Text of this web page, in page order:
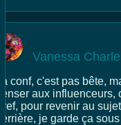
Vanessa
La conf, c'est pas bête,
penser aux
Bref, pour revenir au
derrière, je garde ça